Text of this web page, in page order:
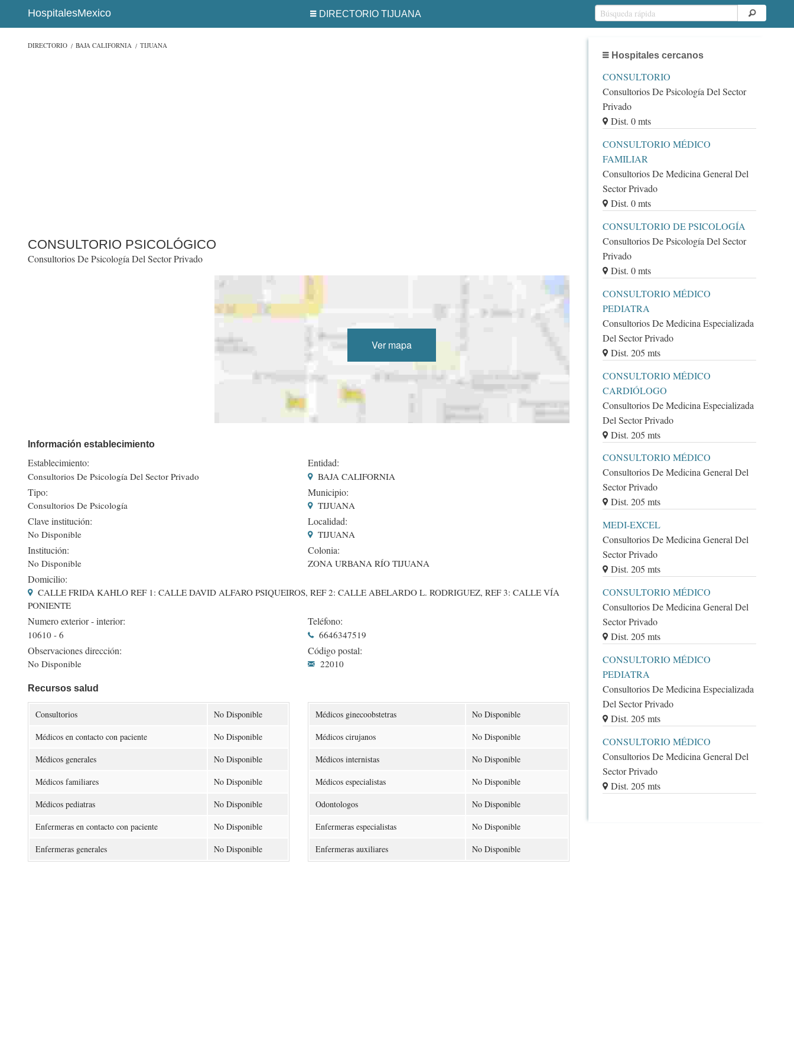
HospitalesMexico DIRECTORIO TIJUANA
DIRECTORIO BAJA CALIFORNIA TIJUANA
CONSULTORIO PSICOLÓGICO
Consultorios De Psicología Del Sector Privado
Ver mapa
Información establecimiento
Establecimiento:
Consultorios De Psicología Del Sector Privado
Tipo:
Consultorios De Psicología
Clave institución:
No Disponible
Institución:
No Disponible
Entidad:
BAJA CALIFORNIA
Municipio:
TIJUANA
Localidad:
TIJUANA
Colonia:
ZONA URBANA RÍO TIJUANA
Domicilio:
CALLE FRIDA KAHLO REF 1: CALLE DAVID ALFARO PSIQUEIROS, REF 2: CALLE ABELARDO L. RODRIGUEZ, REF 3: CALLE VÍA
PONIENTE
Numero exterior - interior:
10610 - 6
Observaciones dirección:
No Disponible
Teléfono:
6646347519
Código postal:
22010
Recursos salud
Consultorios
No Disponible
Médicos en contacto con paciente
No Disponible
Médicos generales
No Disponible
Médicos familiares
No Disponible
Médicos pediatras
No Disponible
Enfermeras en contacto con paciente
No Disponible
Enfermeras generales
No Disponible
Médicos ginecoobstetras
No Disponible
Médicos cirujanos
No Disponible
Médicos internistas
No Disponible
Médicos especialistas
No Disponible
Odontologos
No Disponible
Enfermeras especialistas
No Disponible
Enfermeras auxiliares
No Disponible
Hospitales cercanos
CONSULTORIO
Consultorios De Psicología Del Sector
Privado
Dist. 0 mts
CONSULTORIO MÉDICO
FAMILIAR
Consultorios De Medicina General Del
Sector Privado
Dist. 0 mts
CONSULTORIO DE PSICOLOGÍA
Consultorios De Psicología Del Sector
Privado
Dist. 0 mts
CONSULTORIO MÉDICO
PEDIATRA
Consultorios De Medicina Especializada
Del Sector Privado
Dist. 205 mts
CONSULTORIO MÉDICO
CARDIÓLOGO
Consultorios De Medicina Especializada
Del Sector Privado
Dist. 205 mts
CONSULTORIO MÉDICO
Consultorios De Medicina General Del
Sector Privado
Dist. 205 mts
MEDI-EXCEL
Consultorios De Medicina General Del
Sector Privado
Dist. 205 mts
CONSULTORIO MÉDICO
Consultorios De Medicina General Del
Sector Privado
Dist. 205 mts
CONSULTORIO MÉDICO
PEDIATRA
Consultorios De Medicina Especializada
Del Sector Privado
Dist. 205 mts
CONSULTORIO MÉDICO
Consultorios De Medicina General Del
Sector Privado
Dist. 205 mts